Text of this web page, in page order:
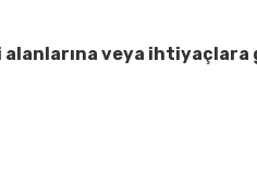
veya ihtiyaçlara